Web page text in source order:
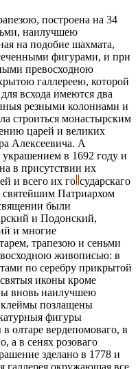
построена на 34
наилучшею
на подобие шахмата,
фигурами, и при
превосходною
галлереею, которой
всхода имеются два
резными колоннами и
строиться монастырским
царей и великих
Алексеевича. А
в 1692 году и
в присутствии их
и всего их го сударскаго
Патриархом
были
и Подонский,
и многие
трапезою и сеньми
живописью: в
по серебру прикрытой
иконы кроме
вновь наилучшею
позлащены
фигуры
олтаре вердепомоваго, в
а в сенях розоваго
зделано в 1778 и
галлерея окружающая все